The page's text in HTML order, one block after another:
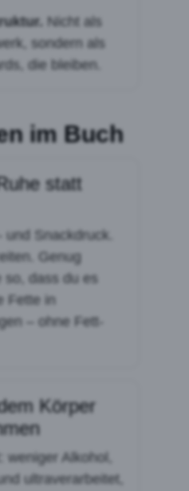
Nicht als
sondern als
die bleiben.
im Buch
statt
Snackdruck.
Genug
so, dass du es
Fette in
– ohne Fett-
Körper
Alkohol,
ultraverarbeitet,